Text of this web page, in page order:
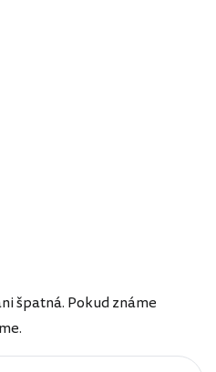
špatná. Pokud známe